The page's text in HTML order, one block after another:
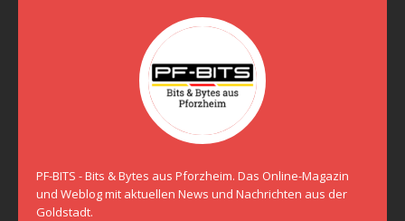
PF-BITS - Bits & Bytes aus Pforzheim. Das Online-Magazin
und Weblog mit aktuellen News und Nachrichten aus der
Goldstadt.